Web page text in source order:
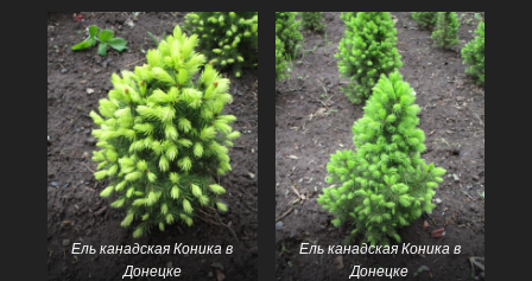
Ель канадская Коника в
Донецке
Ель канадская Коника в
Донецке